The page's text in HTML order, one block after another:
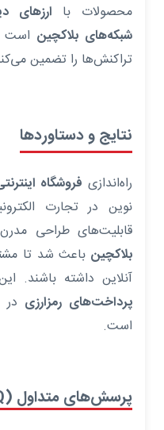
محصولات با ارزهای
شبکه‌های بلاکچین است
تراکنش‌ها را تضمین
نتایج و دستاوردها
راه‌اندازی فروشگاه
نوین در تجارت
قابلیت‌های طراحی
بلاکچین باعث شد تا
آنلاین داشته باشند.
پرداخت‌های رمزارزی
است.
پرسش‌های متداول (FAQ)